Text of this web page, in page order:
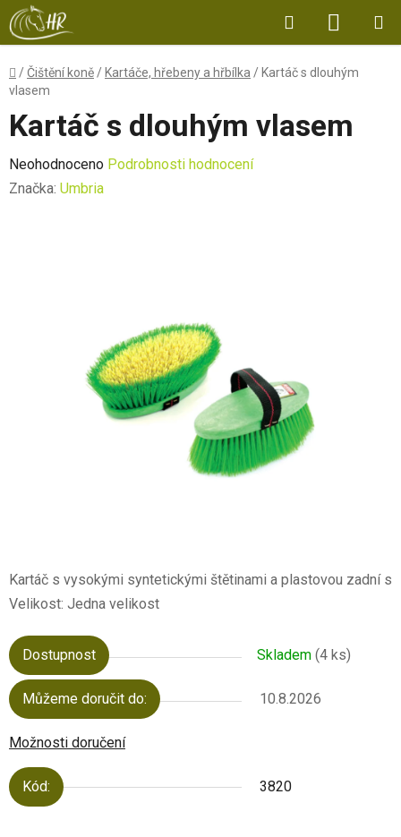
Přejít
na
obsah
Hledat
KOŠÍK
Domů
/ Čištění koně / Kartáče, hřebeny a hřbílka / Kartáč s dlouhým
vlasem
Kartáč s vysokými syntetickými štětinami a plastovou zadní
Velikost: Jedna velikost
Dostupnost Skladem (4 ks)
Můžeme doručit do: 10.8.2026
Možnosti doručení
Kód: 3820
Kartáč s dlouhým vlasem
Průměrné
hodnocení
Neohodnoceno Podrobnosti hodnocení
Značka: Umbria